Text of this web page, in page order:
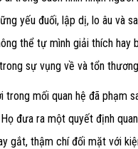
yếu đuối, lập dị, lo âu và
thể tự mình giải thích hay
sự vụng về và tổn
trong mối quan hệ đã phạm
đưa ra một quyết định
gắt, thậm chí đối mặt với